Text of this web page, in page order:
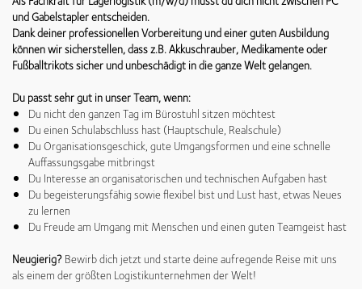
und Gabelstapler entscheiden.
Dank deiner professionellen Vorbereitung und einer guten Ausbildung
können wir sicherstellen, dass z.B. Akkuschrauber, Medikamente oder
Fußballtrikots sicher und unbeschädigt in die ganze Welt gelangen.
Du passt sehr gut in unser Team, wenn:
Du nicht den ganzen Tag im Bürostuhl sitzen möchtest
Du einen Schulabschluss hast (Hauptschule, Realschule)
Du Organisationsgeschick, gute Umgangsformen und eine schnelle
Auffassungsgabe mitbringst
Du Interesse an organisatorischen und technischen Aufgaben hast
Du begeisterungsfähig sowie flexibel bist und Lust hast, etwas Neues
zu lernen
Du Freude am Umgang mit Menschen und einen guten Teamgeist hast
Neugierig?Bewirb dich jetzt und starte deine aufregende Reise mit uns
als einem der größten Logistikunternehmen der Welt!